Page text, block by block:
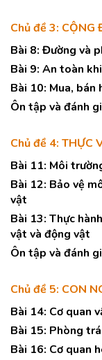
Chủ đề 3:
Bài 8: Đường và
Bài 9: An toàn
Bài 10: Mua, bán
Ôn tập và đánh
Chủ đề 4: THỰC
Bài 11: Môi
Bài 12: Bảo vệ
vật
Bài 13: Thực
vật và động vật
Ôn tập và đánh
Chủ đề 5: CON
Bài 14: Cơ quan
Bài 15: Phòng
Bài 16: Cơ quan